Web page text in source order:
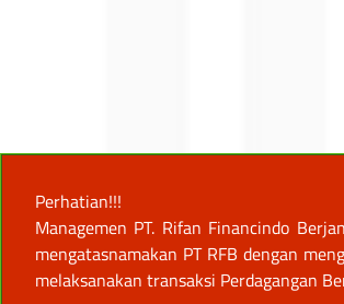
Perhatian!!!
Managemen PT. Rifan Financindo
mengatasnamakan PT RFB dengan
melaksanakan transaksi Perdagangan